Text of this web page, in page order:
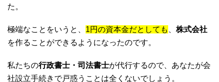
た。
極端なことをいうと、 1円の資本金だとしても
株式会社
を作ることができるようになったのです。
私たちの行政書士・司法書士が代行するので、あなたが会
社設立手続きで戸惑うことは全くないでしょう。